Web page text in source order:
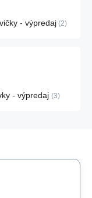
- výpredaj 2
- výpredaj 3